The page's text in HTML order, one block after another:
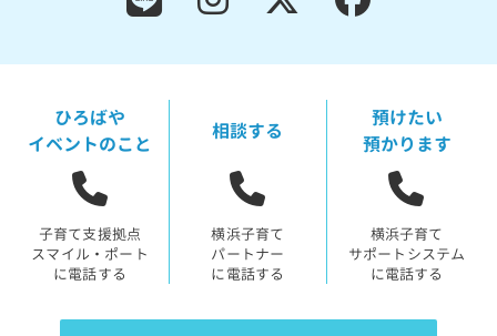
ひろばや
イベントのこと
子育て支援拠点
スマイル・ポート
に電話する
相談する
横浜子育て
パートナー
に電話する
預けたい
預かります
横浜子育て
サポートシステム
に電話する